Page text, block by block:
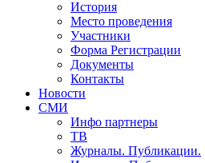
История
Место проведения
Участники
Форма Регистрации
Документы
Контакты
Новости
СМИ
Инфо партнеры
ТВ
Журналы. Публикации.